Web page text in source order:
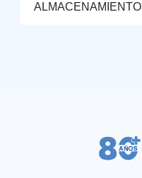
ALMACENAMIENTO